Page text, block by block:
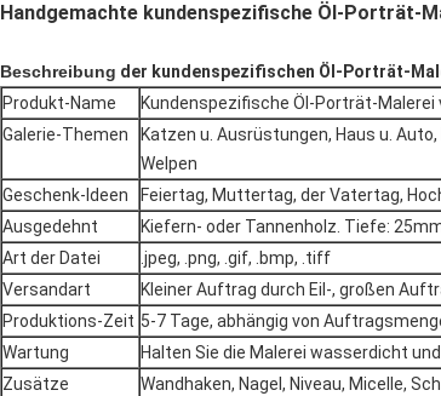
Handgemachte kundenspezifische Öl-Porträt-
Beschreibung der kundenspezifischen Öl-Porträt-
Produkt-Name
Kundenspezifische Öl-Porträt-Malerei
Galerie-Themen
Katzen u. Ausrüstungen, Haus u.
Welpen
Geschenk-Ideen
Feiertag, Muttertag, der Vatertag,
Ausgedehnt
Kiefern- oder Tannenholz. Tiefe:
Art der Datei
.jpeg, .png, .gif, .bmp, .tiff
Versandart
Kleiner Auftrag durch Eil-, großen
Produktions-Zeit 5-7 Tage, abhängig von
Wartung
Halten Sie die Malerei wasserdicht
Zusätze
Wandhaken, Nagel, Niveau, Micelle,